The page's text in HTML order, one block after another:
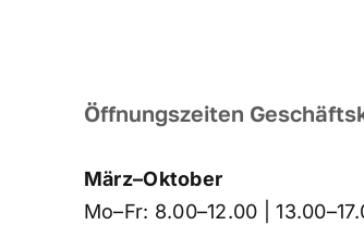
Öffnungszeiten
März–Oktober
Mo–Fr: 8.00–12.00 |